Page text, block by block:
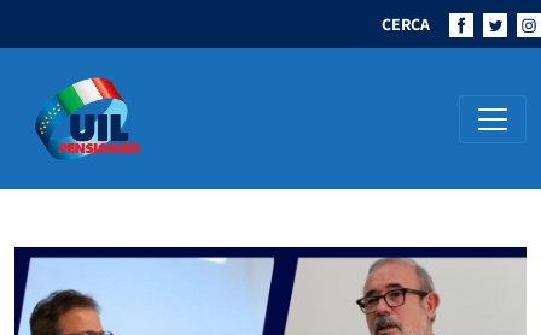
CERCA
Navigazione principale